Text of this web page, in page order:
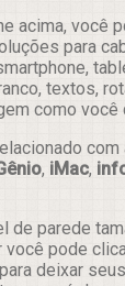
acima, você
para
textos,
como você
com
, iMac,
de parede
pode
deixar seus